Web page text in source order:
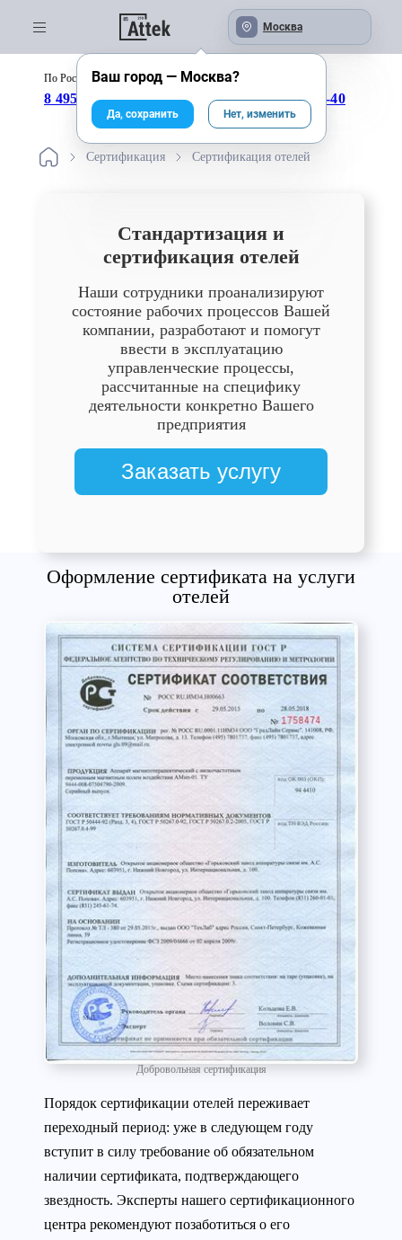
Москва
По России бесплатно:
8 495 246-04-43 8 800 333-25-40
Сертификация Сертификация отелей
Стандартизация и
сертификация отелей
Наши сотрудники проанализируют
состояние рабочих процессов Вашей
компании, разработают и помогут
ввести в эксплуатацию
управленческие процессы,
рассчитанные на специфику
деятельности конкретно Вашего
предприятия
Заказать услугу
Оформление сертификата на услуги
отелей
Добровольная сертификация
Порядок сертификации отелей переживает
переходный период: уже в следующем году
вступит в силу требование об обязательном
наличии сертификата, подтверждающего
звездность. Эксперты нашего сертификационного
центра рекомендуют позаботиться о его
Ваш город — Москва?
Да, сохранить Нет, изменить